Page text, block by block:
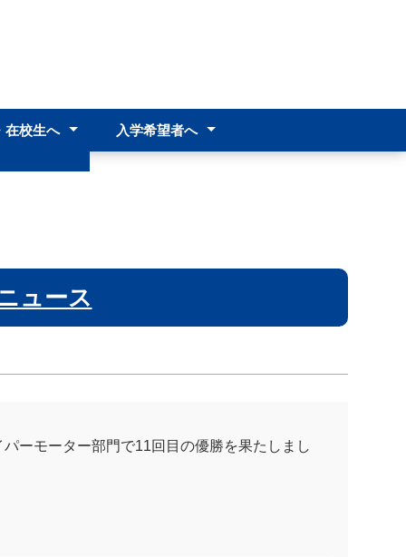
在校生へ 入学希望者へ
中学生･中学校教諭の皆様へ
入試情報
ュース
ーモーター部門で11回目の優勝を果たしまし